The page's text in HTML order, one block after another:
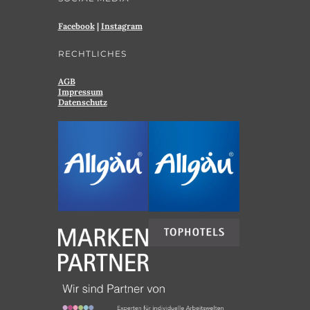
Facebook| Instagram
RECHTLICHES
AGB
Impressum
Datenschutz